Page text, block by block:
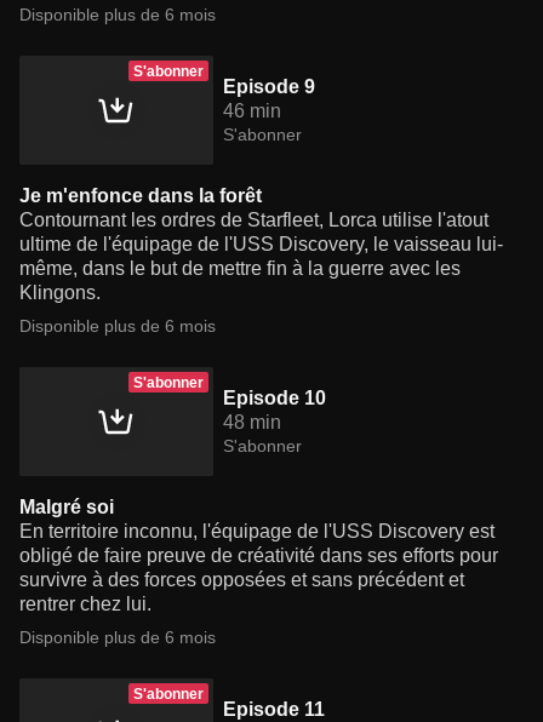
Disponible plus de 6 mois
S'abonner
Episode 9
46 min
S'abonner
Je m'enfonce dans la forêt
Contournant les ordres de Starfleet, Lorca utilise l'atout
ultime de l'équipage de l'USS Discovery, le vaisseau lui-
même, dans le but de mettre fin à la guerre avec les
Klingons.
Disponible plus de 6 mois
S'abonner
Episode 10
48 min
S'abonner
Malgré soi
En territoire inconnu, l'équipage de l'USS Discovery est
obligé de faire preuve de créativité dans ses efforts pour
survivre à des forces opposées et sans précédent et
rentrer chez lui.
Disponible plus de 6 mois
S'abonner
Episode 11